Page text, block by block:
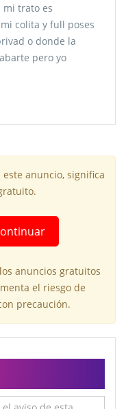
mi trato es
colita y full poses
o donde la
pero yo
anuncio, significa
anuncios gratuitos
el riesgo de
precaución.